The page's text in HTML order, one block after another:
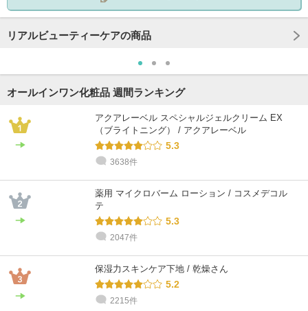
リアルビューティーケアの商品
オールインワン化粧品 週間ランキング
アクアレーベル スペシャルジェルクリーム EX
（ブライトニング） / アクアレーベル
5.3
3638件
薬用 マイクロバーム ローション / コスメデコル
テ
5.3
2047件
保湿力スキンケア下地 / 乾燥さん
5.2
2215件